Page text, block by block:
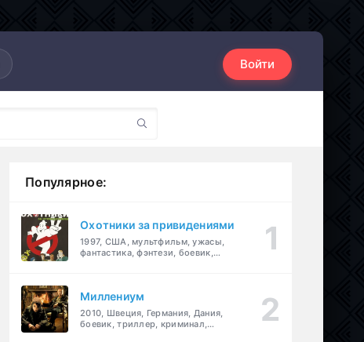
Войти
Популярное:
Охотники за привидениями
1997, США, мультфильм, ужасы,
фантастика, фэнтези, боевик,
Миллениум
2010, Швеция, Германия, Дания,
боевик, триллер, криминал,